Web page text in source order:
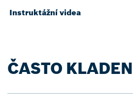
Instruktážní videa
ČASTO